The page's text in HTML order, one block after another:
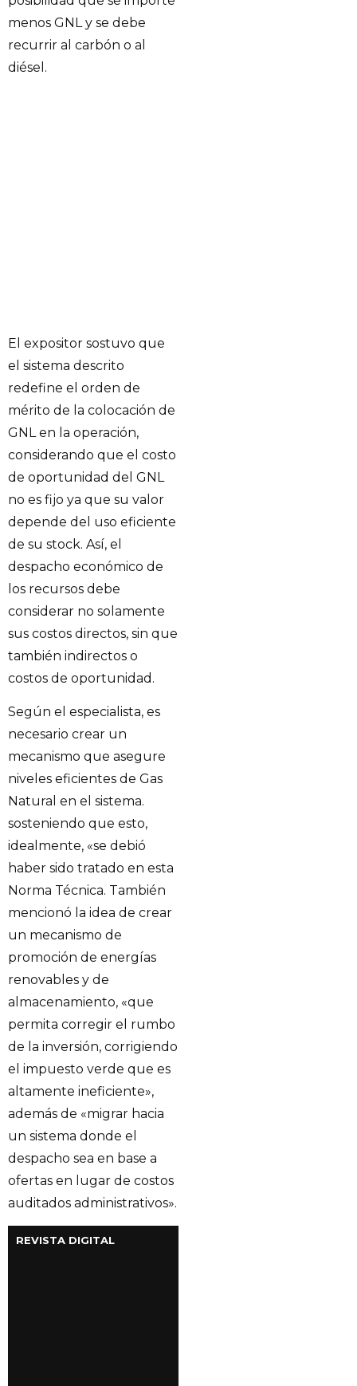
menos GNL y se debe
recurrir al carbón o al
diésel.
El expositor sostuvo que
el sistema descrito
redefine el orden de
mérito de la colocación de
GNL en la operación,
considerando que el costo
de oportunidad del GNL
no es fijo ya que su valor
depende del uso eficiente
de su stock. Así, el
despacho económico de
los recursos debe
considerar no solamente
sus costos directos, sin que
también indirectos o
costos de oportunidad.
Según el especialista, es
necesario crear un
mecanismo que asegure
niveles eficientes de Gas
Natural en el sistema.
sosteniendo que esto,
idealmente, «se debió
haber sido tratado en esta
Norma Técnica. También
mencionó la idea de crear
un mecanismo de
promoción de energías
renovables y de
almacenamiento, «que
permita corregir el rumbo
de la inversión, corrigiendo
el impuesto verde que es
altamente ineficiente»,
además de «migrar hacia
un sistema donde el
despacho sea en base a
ofertas en lugar de costos
auditados administrativos».
REVISTA DIGITAL